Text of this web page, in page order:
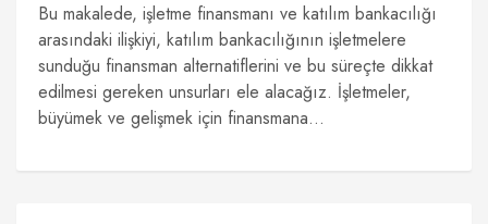
Bu makalede, işletme finansmanı ve katılım bankacılığı
arasındaki ilişkiyi, katılım bankacılığının işletmelere
sunduğu finansman alternatiflerini ve bu süreçte dikkat
edilmesi gereken unsurları ele alacağız. İşletmeler,
büyümek ve gelişmek için finansmana...